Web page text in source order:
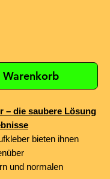
Warenkorb
– die saubere Lösung
bieten ihnen
und normalen